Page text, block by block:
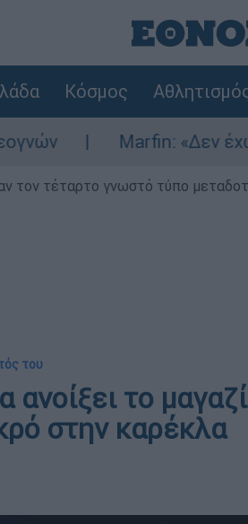
Κόσμος
Marfin: «Δεν έχω
τον τέταρτο γνωστό τύπο
του
το
στην καρέκλα